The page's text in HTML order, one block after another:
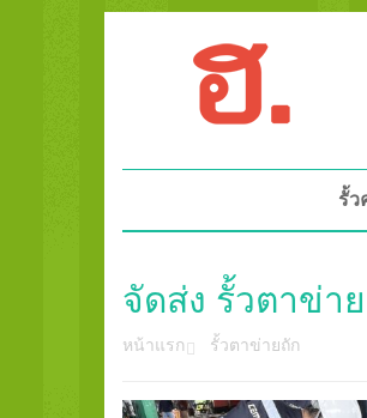
รั้ว
จัดส่ง รั้วตาข่า
หน้าแรก รั้วตาข่ายถัก